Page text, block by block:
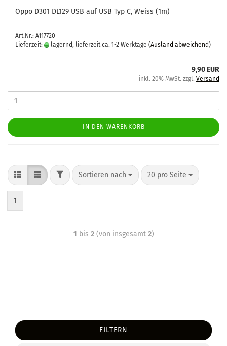
Oppo D301 DL129 USB auf USB Typ C, Weiss (1m)
Art.Nr.: A117720
Lieferzeit:
lagernd, lieferzeit ca. 1-2 Werktage (Ausland abweichend)
9,90 EUR
inkl. 20% MwSt. zzgl. Versand
IN DEN WARENKORB
Sortieren nach 20 pro Seite
1
1 bis 2(von insgesamt 2)
FILTERN